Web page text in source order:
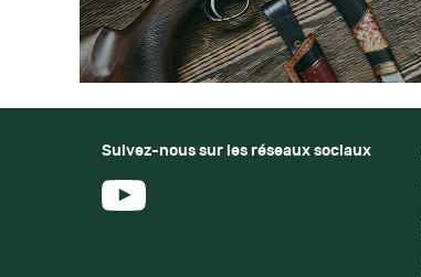
Suivez-nous sur les réseaux sociaux